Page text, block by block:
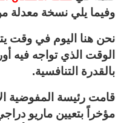
وفيما يلي نسخة معدلة
نحن هنا اليوم في وقت
الوقت الذي تواجه فيه
بالقدرة التنافسية.
قامت رئيسة المفوضية
مؤخراً بتعيين ماريو